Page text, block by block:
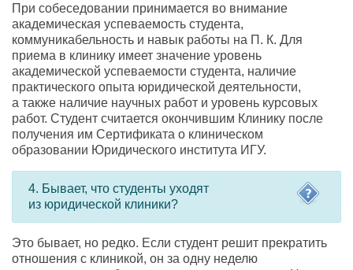
При собеседовании принимается во внимание
академическая успеваемость студента,
коммуникабельность и навык работы на П. К. Для
приема в клинику имеет значение уровень
академической успеваемости студента, наличие
практического опыта юридической деятельности,
а также наличие научных работ и уровень курсовых
работ. Студент считается окончившим Клинику после
получения им Сертификата о клиническом
образовании Юридического института ИГУ.
4. Бывает, что студенты уходят
из юридической клиники?
Это бывает, но редко. Если студент решит прекратить
отношения с клиникой, он за одну неделю